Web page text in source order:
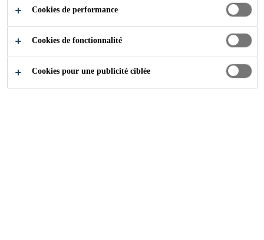
Cookies de performance
Cookies de fonctionnalité
Cookies pour une publicité ciblée